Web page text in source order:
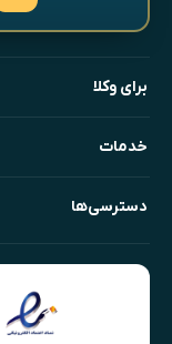
برای وکلا
خدمات
دسترسی‌ها